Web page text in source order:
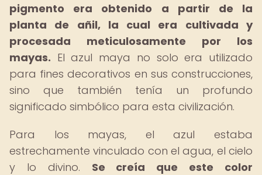
pigmento era obtenido a partir de la
planta de añil, la cual era cultivada y
procesada meticulosamente por los
mayas. El azul maya no solo era utilizado
para fines decorativos en sus construcciones,
sino que también tenía un profundo
significado simbólico para esta civilización.
Para los mayas, el azul estaba
estrechamente vinculado con el agua, el cielo
y lo divino. Se creía que este color